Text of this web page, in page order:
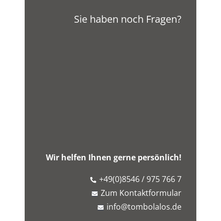
Sie haben noch Fragen?
Wir helfen Ihnen gerne persönlich!
+49(0)8546 / 975 766 7
Zum Kontaktformular
info@tombolalos.de